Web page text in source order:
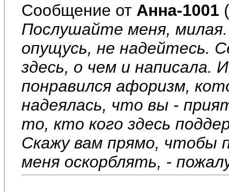
Сообщение от Анна-1001
Послушайте меня,
опущусь, не надейтесь.
здесь, о чем и написала.
понравился афоризм,
надеялась, что вы -
то, кто кого здесь
Скажу вам прямо, чтобы
меня оскорблять, -